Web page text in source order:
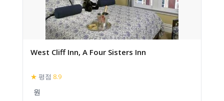
West Cliff Inn, A Four Sisters Inn
★ 평점 8.9